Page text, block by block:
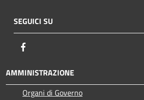
SEGUICI SU
AMMINISTRAZIONE
Organi di Governo